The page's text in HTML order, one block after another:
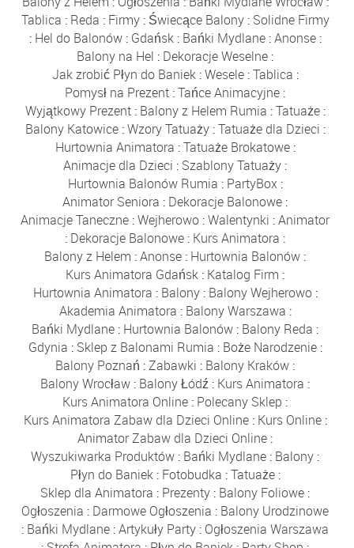
Tablica : Reda : Firmy: Świecące Balony: Solidne Firmy
: Hel do Balonów: Gdańsk: Bańki Mydlane:Anonse:
Balony na Hel : Dekoracje Weselne :
Jak zrobić Płyn do Baniek:Wesele:Tablica :
Pomysł na Prezent :Tańce Animacyjne :
Wyjątkowy Prezent: Balony z Helem Rumia :Tatuaże:
Balony Katowice:Wzory Tatuaży:Tatuaże dla Dzieci :
Hurtownia Animatora :Tatuaże Brokatowe:
Animacje dla Dzieci : Szablony Tatuaży :
Hurtownia Balonów Rumia : PartyBox:
Animator Seniora : Dekoracje Balonowe :
Animacje Taneczne :Wejherowo :Walentynki :Animator
: Dekoracje Balonowe : Kurs Animatora :
Balony z Helem :Anonse : Hurtownia Balonów :
Kurs Animatora Gdańsk : Katalog Firm :
Hurtownia Animatora : Balony: Balony Wejherowo:
Akademia Animatora : Balony Warszawa :
Bańki Mydlane : Hurtownia Balonów : Balony Reda :
Gdynia : Sklep z Balonami Rumia : Boże Narodzenie:
Balony Poznań :Zabawki : Balony Kraków :
Balony Wrocław : Balony Łódź : Kurs Animatora :
Kurs Animatora Online : Polecany Sklep :
Kurs Animatora Zabaw dla Dzieci Online: Kurs Online:
Animator Zabaw dla Dzieci Online :
Wyszukiwarka Produktów : Bańki Mydlane : Balony :
Płyn do Baniek: Fotobudka :Tatuaże:
Sklep dla Animatora : Prezenty : Balony Foliowe :
Ogłoszenia : Darmowe Ogłoszenia : Balony Urodzinowe
: Bańki Mydlane :Artykuły Party : Ogłoszenia Warszawa